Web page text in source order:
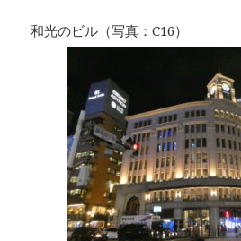
和光のビル（写真：C16）